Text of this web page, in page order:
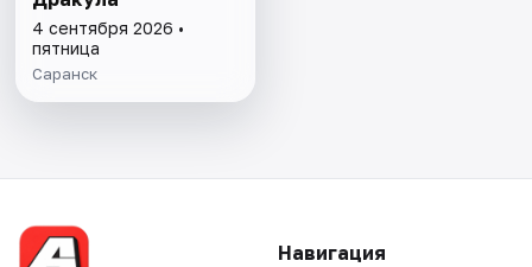
4 сентября 2026 •
пятница
Саранск
Навигация